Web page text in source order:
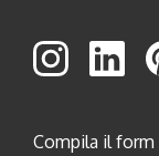
Compila il